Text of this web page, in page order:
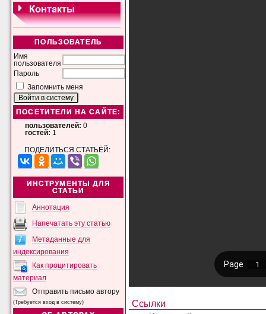
ПОЛЬЗОВАТЕЛЬ
Имя
пользователя
Пароль
Запомнить меня
ПОСЕТИТЕЛИ НА САЙТЕ:
пользователей: 0
гостей: 1
ПОДЕЛИТЬСЯ СТАТЬЁЙ:
ИНСТРУМЕНТЫ ДЛЯ
СТАТЬИ
Аннотация
Напечатать эту статью
Метаданные для
индексирования
Как процитировать
материал
Отправить письмо автору
(Требуется вход в систему) Ссылки